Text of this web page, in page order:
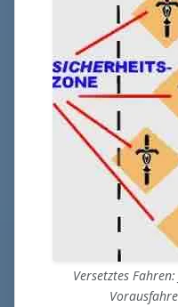
Versetztes